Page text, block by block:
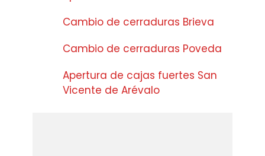
Cambio de cerraduras Brieva
Cambio de cerraduras Poveda
Apertura de cajas fuertes San
Vicente de Arévalo